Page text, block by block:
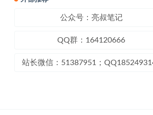
公众号：亮叔笔记
QQ群：164120666
站长微信：51387951；